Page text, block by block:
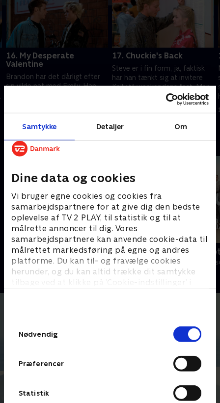
Samtykke Detaljer Om
Dine data og cookies
Vi bruger egne cookies og cookies fra
samarbejdspartnere for at give dig den bedste
oplevelse af TV 2 PLAY, til statistik og til at
målrette annoncer til dig. Vores
samarbejdspartnere kan anvende cookie-data til
målrettet markedsføring på egne og andres
platforme. Du kan til- og fravælge cookies
herunder, og du kan altid trække dit samtykke
tilbage ved at klikke på ’Cookie-indstillinger’ i
Nødvendig
Præferencer
Statistik
16. My Desperate
Valentine
Brandon har det dårligt efter
sin vilde nat med Emily. Han
gøre det godt igen.
17. Chuckie's Back
Steve er i fin form, ja, faktisk
har han tænkt sig at invitere
Kelly til weekendens fest. Men
Kelly skal ud med Steves
barndomsplageånd, Chuck
Wilson.
Andre så også
Klovn
Komedie • 11 sæsoner Drama • 10